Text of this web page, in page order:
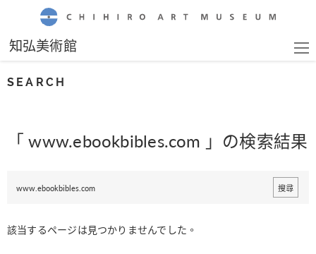
知弘美術館
SEARCH
「 www.ebookbibles.com 」の検索結果
該当するページは見つかりませんでした。